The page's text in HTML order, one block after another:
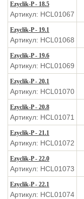
Ezyclik-P - 18.5
Артикул: HCL01067
Ezyclik-P - 19.1
Артикул: HCL01068
Ezyclik-P - 19.6
Артикул: HCL01069
Ezyclik-P - 20.1
Артикул: HCL01070
Ezyclik-P - 20.8
Артикул: HCL01071
Ezyclik-P - 21.1
Артикул: HCL01072
Ezyclik-P - 22.0
Артикул: HCL01073
Ezyclik-P - 22.1
Артикул: HCL01074